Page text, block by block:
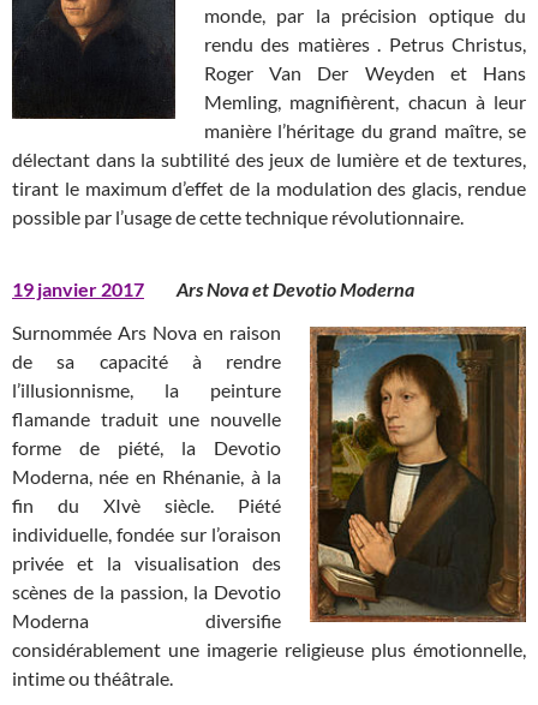
monde, par la précision optique du
rendu des matières . Petrus Christus,
Roger Van Der Weyden et Hans
Memling, magnifièrent, chacun à leur
manière l’héritage du grand maître, se
délectant dans la subtilité des jeux de lumière et de textures,
tirant le maximum d’effet de la modulation des glacis, rendue
possible par l’usage de cette technique révolutionnaire.
19 janvier 2017
Ars Nova et Devotio Moderna
Surnommée Ars Nova en raison
de sa capacité à rendre
l’illusionnisme, la peinture
flamande traduit une nouvelle
forme de piété, la Devotio
Moderna, née en Rhénanie, à la
fin du XIvè siècle. Piété
individuelle, fondée sur l’oraison
privée et la visualisation des
scènes de la passion, la Devotio
Moderna diversifie
considérablement une imagerie religieuse plus émotionnelle,
intime ou théâtrale.